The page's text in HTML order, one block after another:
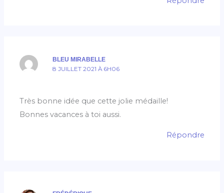
BLEU MIRABELLE
8 JUILLET 2021 À 6H06
Très bonne idée que cette jolie médaille!
Bonnes vacances à toi aussi.
Répondre